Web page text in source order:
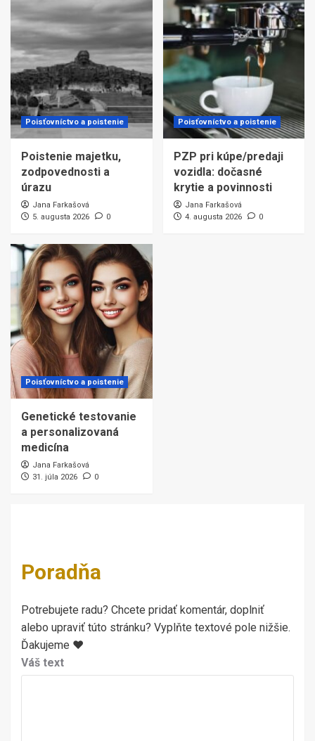
Poisťovníctvo a poistenie
Poistenie majetku,
zodpovednosti a
úrazu
Jana Farkašová
5. augusta 2026
0
Poisťovníctvo a poistenie
PZP pri kúpe/predaji
vozidla: dočasné
krytie a povinnosti
Jana Farkašová
4. augusta 2026
0
Poisťovníctvo a poistenie
Genetické testovanie
a personalizovaná
medicína
Jana Farkašová
31. júla 2026
0
Poradňa
Potrebujete radu? Chcete pridať komentár, doplniť
alebo upraviť túto stránku? Vyplňte textové pole nižšie.
Ďakujeme ♥
Váš text